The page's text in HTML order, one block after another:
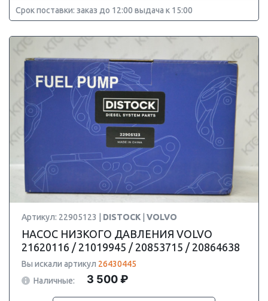
Срок поставки: заказ до 12:00 выдача к 15:00
Артикул: 22905123 | DISTOCK VOLVO
НАСОС НИЗКОГО ДАВЛЕНИЯ VOLVO
21620116 / 21019945 / 20853715 / 20864638
Вы искали артикул 26430445
Наличные:
3 500 ₽